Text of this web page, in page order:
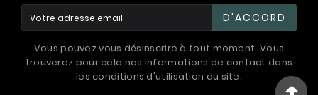
D'ACCORD
Vous pouvez vous désinscrire à tout moment. Vous
trouverez pour cela nos informations de contact dans
les conditions d'utilisation du site.